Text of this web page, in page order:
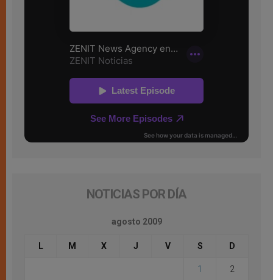
NOTICIAS POR DÍA
agosto 2009
L M X J V S D
1 2